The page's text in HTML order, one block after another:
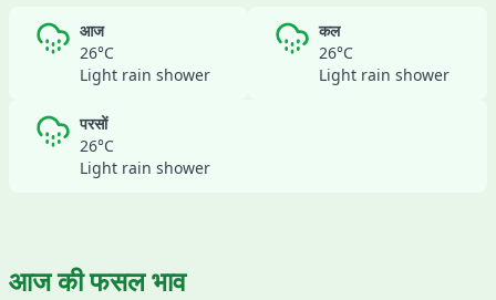
आज
26°C
Light rain shower
कल
26°C
Light rain shower
परसों
26°C
Light rain shower
आज की फसल भाव